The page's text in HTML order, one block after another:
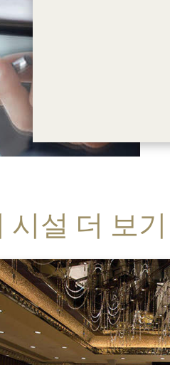
시설 더 보기